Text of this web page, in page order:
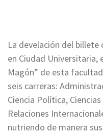
La develación del
en Ciudad Universitaria,
Magón” de esta
seis carreras:
Ciencia Política,
Relaciones
nutriendo de manera